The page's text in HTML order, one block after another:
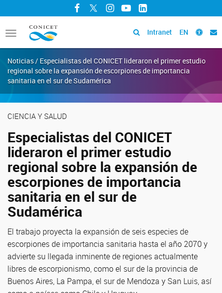
Facebook
TwitterInstagram
YouTubeLinkedIn
Toggle
navigation
Intranet EN
Noticias / Especialistas del CONICET lideraron el primer estudio
regional sobre la expansión de escorpiones de importancia
sanitaria en el sur de Sudamérica
CIENCIA Y SALUD
Especialistas del CONICET
lideraron el primer estudio
regional sobre la expansión de
escorpiones de importancia
sanitaria en el sur de
Sudamérica
El trabajo proyecta la expansión de seis especies de
escorpiones de importancia sanitaria hasta el año 2070 y
advierte su llegada inminente de regiones actualmente
libres de escorpionismo, como el sur de la provincia de
Buenos Aires, La Pampa, el sur de Mendoza y San Luis, así